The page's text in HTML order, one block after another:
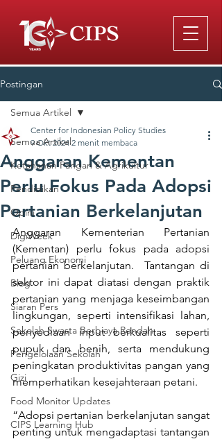
Postingan
Semua Artikel
Ketahanan Pangan & Agrikultur
Pendidikan
Opini
DigiWeek
Peluang Ekonomi
Blog
Siaran Pers
Sekolah Swasta Berbiaya Rendah
Pengelolaan Sekolah
Gizi
Food Monitor Updates
CIPS Learning Hub
Semua Artikel
Anggaran Kementan
Perlu Fokus Pada Adopsi
Pertanian Berkelanjutan
Center for Indonesian Policy Studies
9 Okt 2024 2 menit membaca
Anggaran Kementerian Pertanian
(Kementan) perlu fokus pada adopsi
pertanian berkelanjutan.  Tantangan di
sektor ini dapat diatasi dengan praktik
pertanian yang menjaga keseimbangan
lingkungan, seperti intensifikasi lahan,
penyediaan input berkualitas seperti
pupuk dan benih, serta mendukung
peningkatan produktivitas pangan yang
memperhatikan kesejahteraan petani.
“Adopsi pertanian berkelanjutan sangat
penting untuk mengadaptasi tantangan